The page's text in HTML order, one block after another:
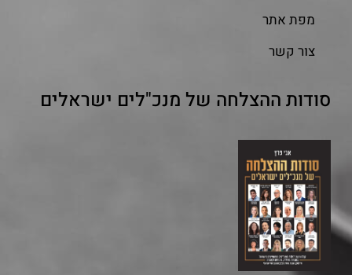
מפת אתר
צור קשר
סודות ההצלחה של מנכ"לים ישראלים